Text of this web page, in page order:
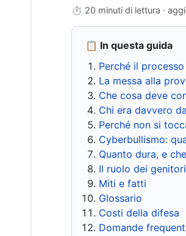
⏱ 20 minuti di lettura ·
📋 In questa guida
Perché il
La messa alla
Che cosa deve
Chi era davvero
Perché non si
Cyberbullismo:
Quanto dura, e
Il ruolo dei genitori
Miti e fatti
Glossario
Costi della difesa
Domande